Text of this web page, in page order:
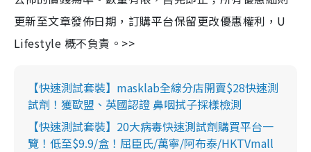
更新至文章發佈日期，訂購平台保留更改優惠權利，U
Lifestyle 概不負責。>>
【快速測試套裝】masklab全線分店開賣$28快速測
試劑！獲歐盟、英國認證 鼻咽拭子採樣檢測
【快速測試套裝】20大病毒快速測試劑購買平台一
覽！低至$9.9/盒！屈臣氏/萬寧/阿布泰/HKTVmall